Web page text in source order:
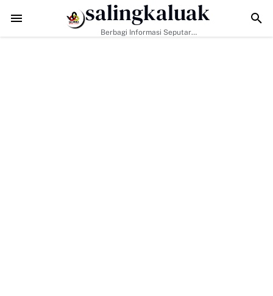
Sosial Jadi Kunci, Hj. Aida Dorong Nagari Aktif Pastikan Warga
salingkaluak
Berbagi Informasi Seputar